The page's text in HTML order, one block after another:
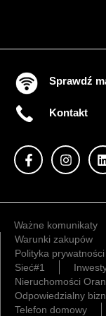
Sprawdź
Kontakt
Ważne komunikaty
Warunki zakupów
Polityka prywatności
Sieć#1
Nieruchomości
Odpowiedzialny
Telefon domowy